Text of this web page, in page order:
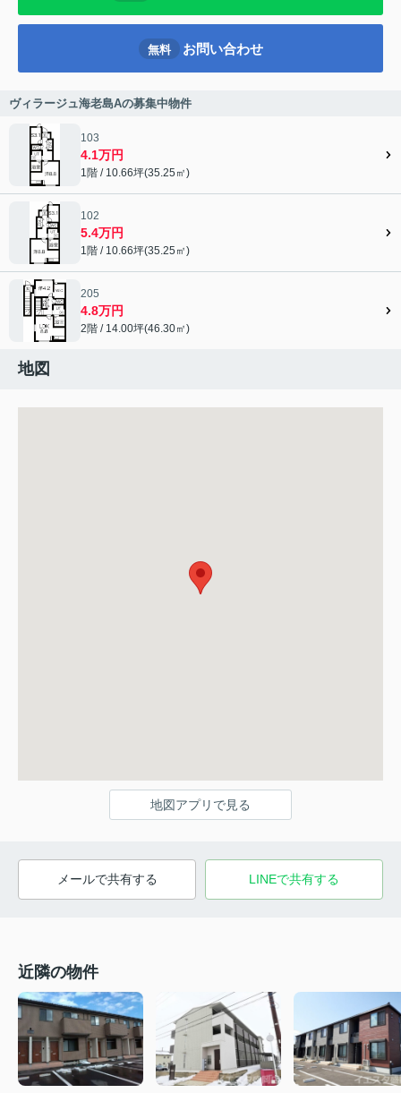
無料 お問い合わせ
ヴィラージュ海老島Aの募集中物件
103
4.1万円
1階 / 10.66坪(35.25㎡)
102
5.4万円
1階 / 10.66坪(35.25㎡)
205
4.8万円
2階 / 14.00坪(46.30㎡)
地図
地図アプリで見る
メールで共有する LINEで共有する
近隣の物件